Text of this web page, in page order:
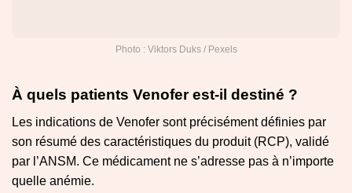
Photo : Viktors Duks / Pexels
À quels patients Venofer est-il destiné ?
Les indications de Venofer sont précisément définies par
son résumé des caractéristiques du produit (RCP), validé
par l’ANSM. Ce médicament ne s’adresse pas à n’importe
quelle anémie.